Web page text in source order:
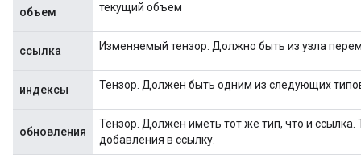
объем текущий объем
ссылка Изменяемый тензор. Должно быть из узла
индексы Тензор. Должен быть одним из следующих
обновления
Тензор. Должен иметь тот же тип, что и
добавления в ссылку.